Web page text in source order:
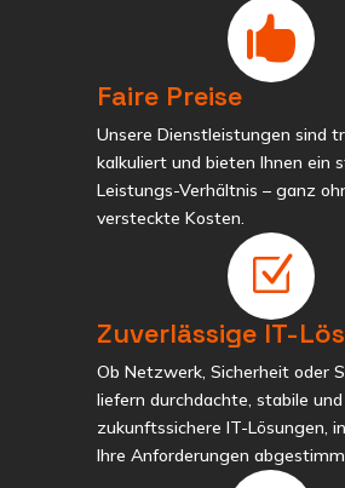

Faire Preise
Unsere Dienstleistungen sind
kalkuliert und bieten Ihnen ein
Leistungs-Verhältnis – ganz
versteckte Kosten.
Z
Zuverlässige IT-
Ob Netzwerk, Sicherheit oder
liefern durchdachte, stabile und
zukunftssichere IT-Lösungen,
Ihre Anforderungen